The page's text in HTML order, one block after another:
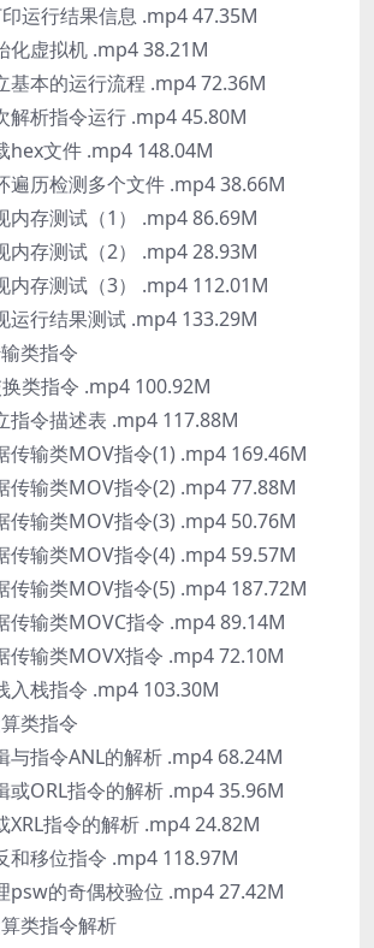
运行结果信息 .mp4 47.35M
虚拟机 .mp4 38.21M
本的运行流程 .mp4 72.36M
析指令运行 .mp4 45.80M
文件 .mp4 148.04M
历检测多个文件 .mp4 38.66M
存测试（1） .mp4 86.69M
存测试（2） .mp4 28.93M
存测试（3） .mp4 112.01M
行结果测试 .mp4 133.29M
类指令
类指令 .mp4 100.92M
令描述表 .mp4 117.88M
输类MOV指令(1) .mp4 169.46M
输类MOV指令(2) .mp4 77.88M
输类MOV指令(3) .mp4 50.76M
输类MOV指令(4) .mp4 59.57M
输类MOV指令(5) .mp4 187.72M
输类MOVC指令 .mp4 89.14M
输类MOVX指令 .mp4 72.10M
栈指令 .mp4 103.30M
类指令
指令ANL的解析 .mp4 68.24M
ORL指令的解析 .mp4 35.96M
指令的解析 .mp4 24.82M
移位指令 .mp4 118.97M
的奇偶校验位 .mp4 27.42M
类指令解析